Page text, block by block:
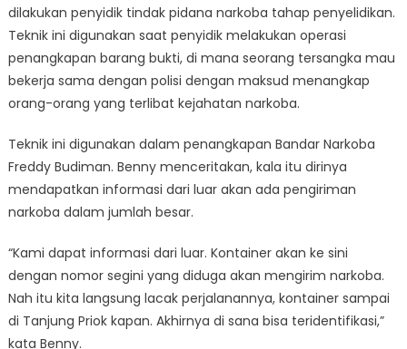
dilakukan penyidik tindak pidana narkoba tahap penyelidikan.
Teknik ini digunakan saat penyidik melakukan operasi
penangkapan barang bukti, di mana seorang tersangka mau
bekerja sama dengan polisi dengan maksud menangkap
orang-orang yang terlibat kejahatan narkoba.
Teknik ini digunakan dalam penangkapan Bandar Narkoba
Freddy Budiman. Benny menceritakan, kala itu dirinya
mendapatkan informasi dari luar akan ada pengiriman
narkoba dalam jumlah besar.
“Kami dapat informasi dari luar. Kontainer akan ke sini
dengan nomor segini yang diduga akan mengirim narkoba.
Nah itu kita langsung lacak perjalanannya, kontainer sampai
di Tanjung Priok kapan. Akhirnya di sana bisa teridentifikasi,”
kata Benny.